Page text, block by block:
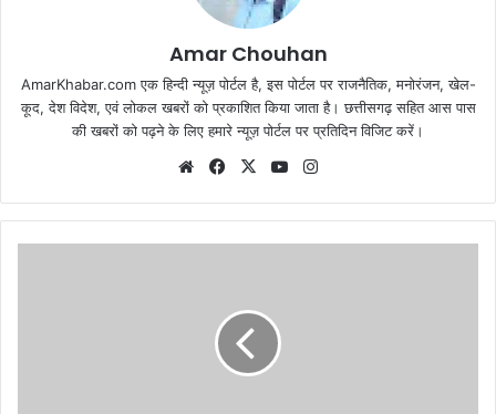
Amar Chouhan
AmarKhabar.com एक हिन्दी न्यूज़ पोर्टल है, इस पोर्टल पर राजनैतिक, मनोरंजन, खेल-
कूद, देश विदेश, एवं लोकल खबरों को प्रकाशित किया जाता है। छत्तीसगढ़ सहित आस पास
की खबरों को पढ़ने के लिए हमारे न्यूज़ पोर्टल पर प्रतिदिन विजिट करें।
WebsiteFacebook
X YouTube